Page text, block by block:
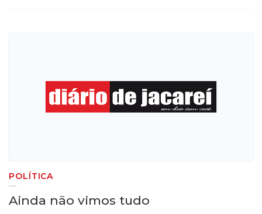
POLÍTICA
Ainda não vimos tudo